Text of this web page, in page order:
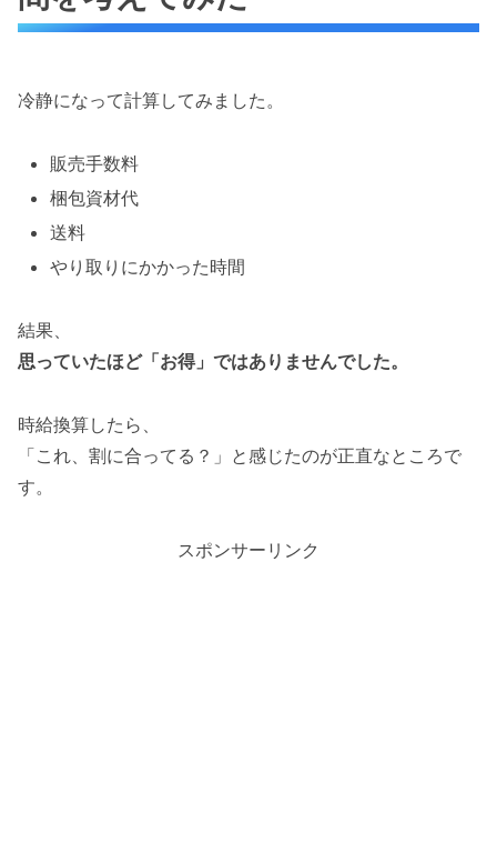
冷静になって計算してみました。
販売手数料
梱包資材代
送料
やり取りにかかった時間
結果、
思っていたほど「お得」ではありませんでした。
時給換算したら、
「これ、割に合ってる？」と感じたのが正直なところで
す。
スポンサーリンク